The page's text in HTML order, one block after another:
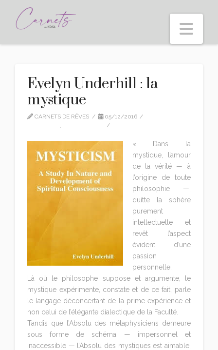
Evelyn Underhill : la
mystique
CARNETS DE RÊVES
05/12/2016
,
« Dans la
mystique, l’amour
de la vérité — à
l’origine de toute
philosophie —,
quitte la sphère
purement
intellectuelle et
revêt l’aspect
évident d’une
passion
personnelle.
Là où le philosophe suppose et argumente, le
mystique expérimente, constate et de ce fait, parle
le langage déconcertant de la prime expérience et
non celui de l’élégante dialectique de la Faculté.
Tandis que l’Absolu des métaphysiciens demeure
sous forme de schéma — impersonnel et
inaccessible — l’Absolu des mystiques est aimable,